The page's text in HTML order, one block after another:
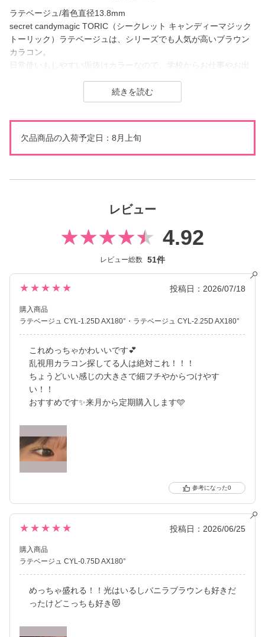
ラテベージュ/着色直径13.8mm
secret candymagic TORIC（シークレット キャンディーマジック
トーリック）ラテベージュは、シリーズでも人気が高いブラウン
カラコン。
日常使いもしやすい垢抜けカラーなので、学校からお仕事やお出
絶妙な細フチが抜け感を作りながら、きゅるんとした瞳を演出。
肌馴染みの良いベージュカラーが元の瞳の色を活かしつつトーン
secret candymagicは板野友美さんがイメージモデルを務め、
グセラーカラコンブランドです。
番」や、王道の黒コン「キャンマジ5番」をはじめ、
ラコンなど、常に時代のトレンドを捉えたラインナップを展開し
2025年には、待望の乱視用カラコン secretcandymagic toric（シ
ークレットキャンディーマジックトーリック）が新登場しまし
乱視度数が豊富で強度乱視の方でもしっかり盛れるカラコンを楽
しむことができます♪
し続けている、大人気ブランドです。
欠品商品の入荷予定日：8月上旬
レビュー
4.92
レビュー総数 51件
★★★★★ 投稿日：2026/07/18
購入商品
ラテベージュ CYL-1.25D AX180°
ラテベージュ CYL-2.25D AX180°
これめっちゃかわいいです💕
乱視用カラコン探してる人は絶対これ！！！
ちょうどいい感じの大きさで細フチやからつけやす
い！！
おすすめです✨来月から定期購入します🩵
0
★★★★★ 投稿日：2026/06/25
購入商品
ラテベージュ CYL-0.75D AX180°
めっちゃ盛れる！！光はいるしバニラブラウンも好きだ
ったけどこっちも好き😻